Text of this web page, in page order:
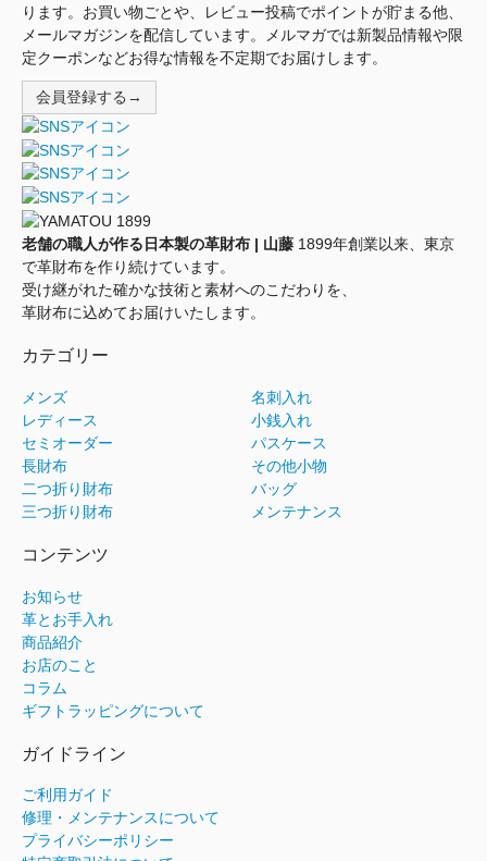
ります。お買い物ごとや、レビュー投稿でポイントが貯まる他、
メールマガジンを配信しています。メルマガでは新製品情報や限
定クーポンなどお得な情報を不定期でお届けします。
会員登録する→
老舗の職人が作る日本製の革財布 | 山藤 1899年創業以来、東京
で革財布を作り続けています。
受け継がれた確かな技術と素材へのこだわりを、
革財布に込めてお届けいたします。
カテゴリー
メンズ
レディース
セミオーダー
長財布
二つ折り財布
三つ折り財布
名刺入れ
小銭入れ
パスケース
その他小物
バッグ
メンテナンス
コンテンツ
お知らせ
革とお手入れ
商品紹介
お店のこと
コラム
ギフトラッピングについて
ガイドライン
ご利用ガイド
修理・メンテナンスについて
プライバシーポリシー